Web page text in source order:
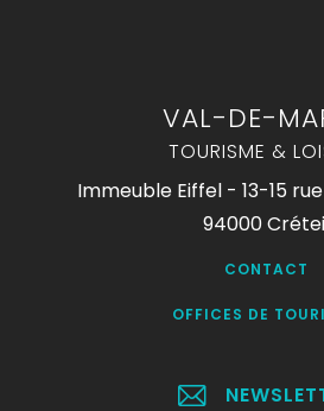
VAL-DE-
TOURISME &
Immeuble Eiffel - 13-15
94000
CONTACT
OFFICES DE